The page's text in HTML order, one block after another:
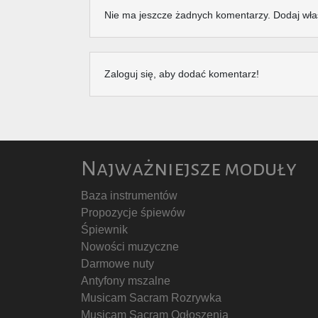
Nie ma jeszcze żadnych komentarzy. Dodaj
Zaloguj się, aby dodać komentarz!
Najważniejsze moduły
Baza instrumentów
Propozycje śpiewów
Śpiewnik
Nowości muzyczne
Darmowe nuty
Antyfony mszalne
Musicam Sacram Rozrywka
Musicam Sacram Ogłoszenia